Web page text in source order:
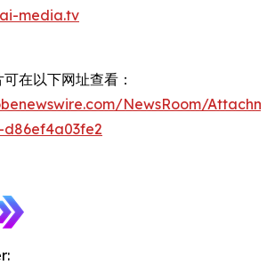
media.tv
在以下网址查看：
NewsRoom/